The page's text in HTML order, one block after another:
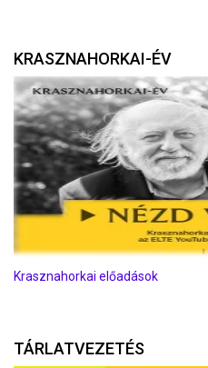
KRASZNAHORKAI-ÉV
Krasznahorkai előadások
TÁRLATVEZETÉS